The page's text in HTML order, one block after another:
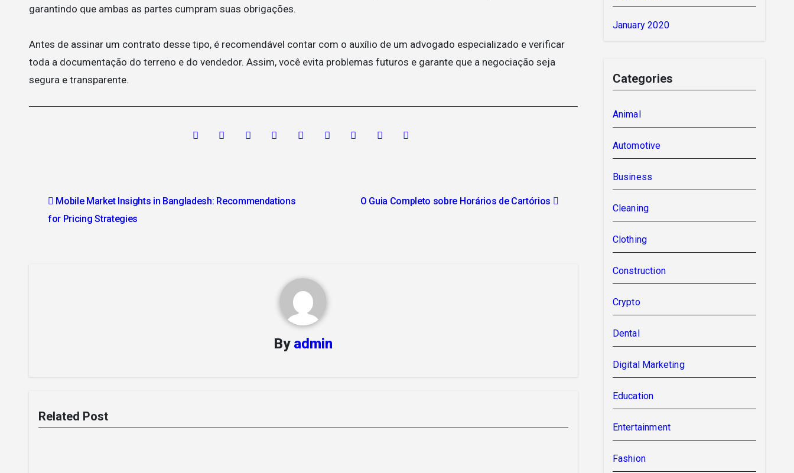
garantindo que ambas as partes cumpram suas obrigações.
Antes de assinar um contrato desse tipo, é recomendável contar com o auxílio de um advogado especializado e verificar
toda a documentação do terreno e do vendedor. Assim, você evita problemas futuros e garante que a negociação seja
segura e transparente.
navigation
Mobile Market Insights in Bangladesh: Recommendations
for Pricing Strategies
O Guia Completo sobre Horários de Cartórios
By admin
Related Post
January 2020
Categories
Animal
Automotive
Business
Cleaning
Clothing
Construction
Crypto
Dental
Digital Marketing
Education
Entertainment
Fashion